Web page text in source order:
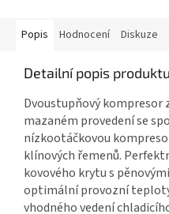
Popis Hodnocení Diskuze
Detailní popis produktu
Dvoustupňový kompresor
mazaném provedení se
nízkootáčkovou
klínových řemenů.
kovového krytu s
optimální provozní
vhodného vedení